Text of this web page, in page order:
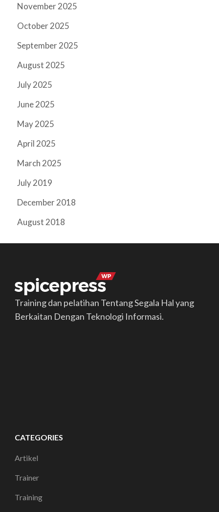
November 2025
October 2025
September 2025
August 2025
July 2025
June 2025
May 2025
April 2025
March 2025
July 2019
December 2018
August 2018
Training dan pelatihan Tentang Segala Hal yang
Berkaitan Dengan Teknologi Informasi.
CATEGORIES
Artikel
Trainer
Training